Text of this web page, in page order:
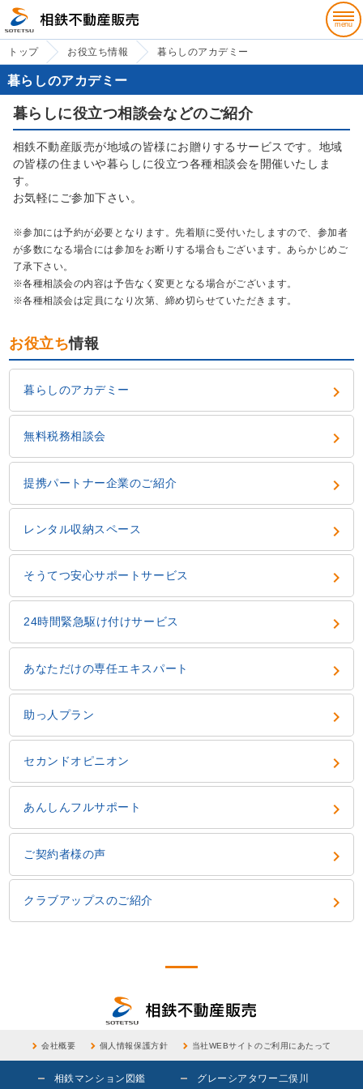
トップ お役立ち情報 暮らしのアカデミー
暮らしのアカデミー
暮らしに役立つ相談会などのご紹介
相鉄不動産販売が地域の皆様にお贈りするサービスです。地域
の皆様の住まいや暮らしに役立つ各種相談会を開催いたしま
す。
お気軽にご参加下さい。
※参加には予約が必要となります。先着順に受付いたしますので、参加者
が多数になる場合には参加をお断りする場合もございます。あらかじめご
了承下さい。
※各種相談会の内容は予告なく変更となる場合がございます。
※各種相談会は定員になり次第、締め切らせていただきます。
お役立ち情報
暮らしのアカデミー keyboard_arrow_right
無料税務相談会 keyboard_arrow_right
提携パートナー企業のご紹介 keyboard_arrow_right
レンタル収納スペース keyboard_arrow_right
そうてつ安心サポートサービス keyboard_arrow_right
24時間緊急駆け付けサービス keyboard_arrow_right
あなただけの専任エキスパート keyboard_arrow_right
助っ人プラン keyboard_arrow_right
セカンドオピニオン keyboard_arrow_right
あんしんフルサポート keyboard_arrow_right
ご契約者様の声 keyboard_arrow_right
クラブアップスのご紹介 keyboard_arrow_right
会社概要 個人情報保護方針 当社WEBサイトのご利用にあたって
相鉄マンション図鑑 グレーシアタワー二俣川